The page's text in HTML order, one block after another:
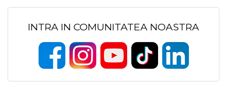
INTRA IN COMUNITATEA NOASTRA